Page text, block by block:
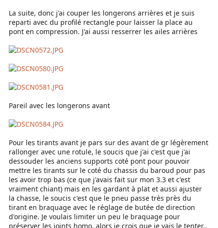
La suite, donc j'ai couper les longerons arrières et je suis
reparti avec du profilé rectangle pour laisser la place au
pont en compression. J'ai aussi resserrer les ailes arrières
Pareil avec les longerons avant
Pour les tirants avant je pars sur des avant de gr légèrement
rallonger avec une rotule, le soucis que j'ai c'est que j'ai
dessouder les anciens supports coté pont pour pouvoir
mettre les tirants sur le coté du chassis du baroud pour pas
les avoir trop bas (ce que j'avais fait sur mon 3.3 et c'est
vraiment chiant) mais en les gardant à plat et aussi ajuster
la chasse, le soucis c'est que le pneu passe très près du
tirant en braquage avec le réglage de butée de direction
d'origine. Je voulais limiter un peu le braquage pour
préserver les joints homo, alors je crois que je vais le tenter..